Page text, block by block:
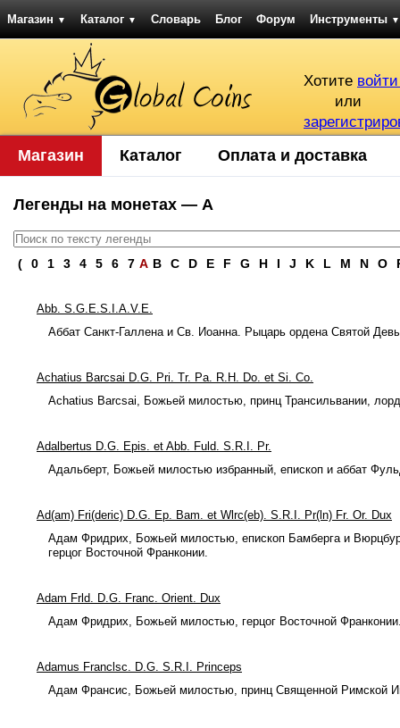
Магазин ▼ Каталог ▼ Словарь Блог Форум Инструменты ▼
Хотите
или
Магазин Каталог Оплата и доставка
Легенды на монетах — A
( 0 1 3 4 5 6 7 A B C D E F G H I J K L M N O
Abb. S.G.E.S.I.A.V.E.
Аббат Санкт-Галлена и Св. Иоанна. Рыцарь ордена Святой
Achatius Barcsai D.G. Pri. Tr. Pa. R.H. Do. et Si. Co.
Achatius Barcsai, Божьей милостью, принц Трансильвании,
Adalbertus D.G. Epis. et Abb. Fuld. S.R.I. Pr.
Адальберт, Божьей милостью избранный, епископ и аббат
Ad(am) Fri(deric) D.G. Ep. Bam. et Wlrc(eb). S.R.I. Pr(ln) Fr. Or. Dux
Адам Фридрих, Божьей милостью, епископ Бамберга и
герцог Восточной Франконии.
Adam Frld. D.G. Franc. Orient. Dux
Адам Фридрих, Божьей милостью, герцог Восточной
Adamus Franclsc. D.G. S.R.I. Princeps
Адам Франсис, Божьей милостью, принц Священной Римской